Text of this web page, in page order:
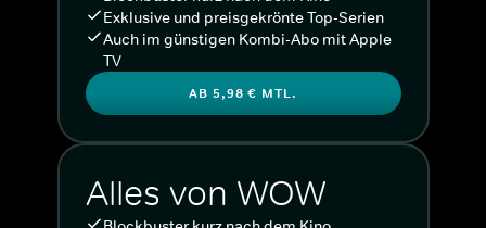
Exklusive und preisgekrönte Top-Serien
Auch im günstigen Kombi-Abo mit Apple
TV
AB 5,98 € MTL.
Alles von WOW